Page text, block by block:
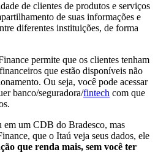
de clientes de produtos e serviços
de suas informações e
diferentes instituições, de forma
permite que os clientes tenham
que estão disponíveis não
Ou seja, você pode acessar
banco/seguradora/fintech com que
em um CDB do Bradesco, mas
que o Itaú veja seus dados, ele
que renda mais, sem você ter